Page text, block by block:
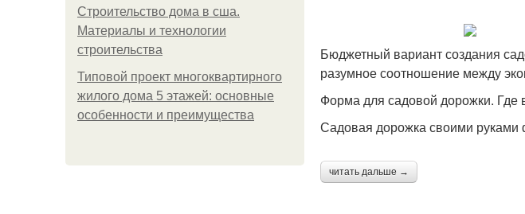
Строительство дома в сша.
Материалы и технологии
строительства
Типовой проект многоквартирного
жилого дома 5 этажей: основные
особенности и преимущества
Бюджетный вариант создания
разумное соотношение между
Форма для садовой дорожки. Где
Садовая дорожка своими руками
читать дальше →